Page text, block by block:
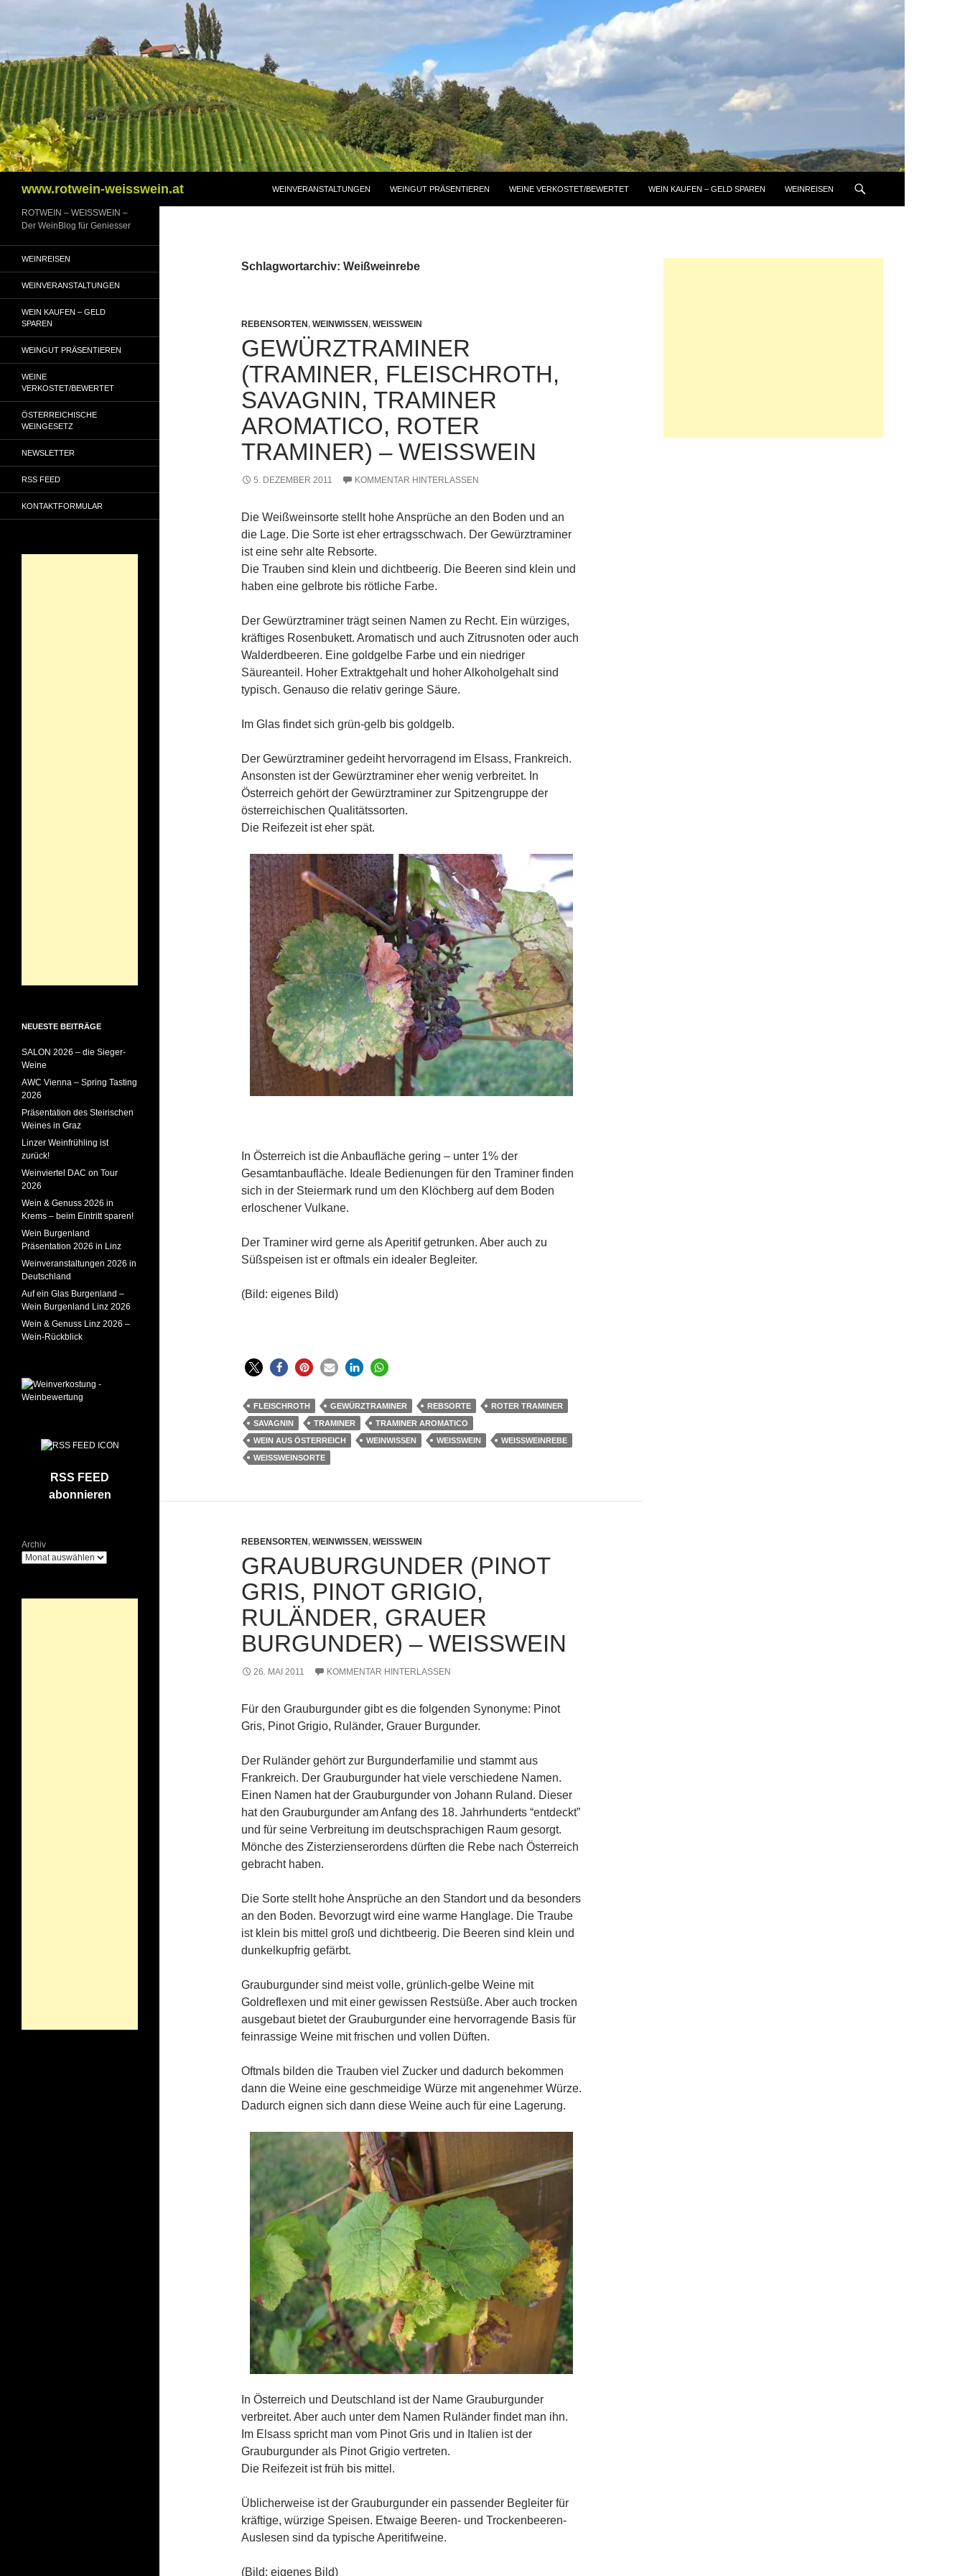
www.rotwein-weisswein.at WEINVERANSTALTUNGEN WEINGUT PRÄSENTIEREN WEINE VERKOSTET/BEWERTET WEIN KAUFEN – GELD SPAREN WEINREISEN
Schlagwortarchiv: Weißweinrebe
REBENSORTEN , WEINWISSEN , WEISSWEIN
GEWÜRZTRAMINER
(TRAMINER, FLEISCHROTH,
SAVAGNIN, TRAMINER
AROMATICO, ROTER
TRAMINER) – WEISSWEIN
5. DEZEMBER 2011 KOMMENTAR HINTERLASSEN
Die Weißweinsorte stellt hohe Ansprüche an den Boden und an
die Lage. Die Sorte ist eher ertragsschwach. Der Gewürztraminer
ist eine sehr alte Rebsorte.
Die Trauben sind klein und dichtbeerig. Die Beeren sind klein und
haben eine gelbrote bis rötliche Farbe.
Der Gewürztraminer trägt seinen Namen zu Recht. Ein würziges,
kräftiges Rosenbukett. Aromatisch und auch Zitrusnoten oder auch
Walderdbeeren. Eine goldgelbe Farbe und ein niedriger
Säureanteil. Hoher Extraktgehalt und hoher Alkoholgehalt sind
typisch. Genauso die relativ geringe Säure.
Im Glas findet sich grün-gelb bis goldgelb.
Der Gewürztraminer gedeiht hervorragend im Elsass, Frankreich.
Ansonsten ist der Gewürztraminer eher wenig verbreitet. In
Österreich gehört der Gewürztraminer zur Spitzengruppe der
österreichischen Qualitätssorten.
Die Reifezeit ist eher spät.
In Österreich ist die Anbaufläche gering – unter 1% der
Gesamtanbaufläche. Ideale Bedienungen für den Traminer finden
sich in der Steiermark rund um den Klöchberg auf dem Boden
erloschener Vulkane.
Der Traminer wird gerne als Aperitif getrunken. Aber auch zu
Süßspeisen ist er oftmals ein idealer Begleiter.
(Bild: eigenes Bild)
FLEISCHROTH GEWÜRZTRAMINER REBSORTE
ROTER TRAMINER
SAVAGNIN
TRAMINER
TRAMINER AROMATICO
WEIN AUS ÖSTERREICH
WEINWISSEN WEISSWEIN
WEISSWEINREBE
WEISSWEINSORTE
REBENSORTEN , WEINWISSEN , WEISSWEIN
GRAUBURGUNDER (PINOT
GRIS, PINOT GRIGIO,
RULÄNDER, GRAUER
BURGUNDER) – WEISSWEIN
26. MAI 2011 KOMMENTAR HINTERLASSEN
Für den Grauburgunder gibt es die folgenden Synonyme: Pinot
Gris, Pinot Grigio, Ruländer, Grauer Burgunder.
Der Ruländer gehört zur Burgunderfamilie und stammt aus
Frankreich. Der Grauburgunder hat viele verschiedene Namen.
Einen Namen hat der Grauburgunder von Johann Ruland. Dieser
hat den Grauburgunder am Anfang des 18. Jahrhunderts “entdeckt”
und für seine Verbreitung im deutschsprachigen Raum gesorgt.
Mönche des Zisterzienserordens dürften die Rebe nach Österreich
gebracht haben.
Die Sorte stellt hohe Ansprüche an den Standort und da besonders
an den Boden. Bevorzugt wird eine warme Hanglage. Die Traube
ist klein bis mittel groß und dichtbeerig. Die Beeren sind klein und
dunkelkupfrig gefärbt.
Grauburgunder sind meist volle, grünlich-gelbe Weine mit
Goldreflexen und mit einer gewissen Restsüße. Aber auch trocken
ausgebaut bietet der Grauburgunder eine hervorragende Basis für
feinrassige Weine mit frischen und vollen Düften.
Oftmals bilden die Trauben viel Zucker und dadurch bekommen
dann die Weine eine geschmeidige Würze mit angenehmer Würze.
Dadurch eignen sich dann diese Weine auch für eine Lagerung.
In Österreich und Deutschland ist der Name Grauburgunder
verbreitet. Aber auch unter dem Namen Ruländer findet man ihn.
Im Elsass spricht man vom Pinot Gris und in Italien ist der
Grauburgunder als Pinot Grigio vertreten.
Die Reifezeit ist früh bis mittel.
Üblicherweise ist der Grauburgunder ein passender Begleiter für
kräftige, würzige Speisen. Etwaige Beeren- und Trockenbeeren-
Auslesen sind da typische Aperitifweine.
(Bild: eigenes Bild)
ROTWEIN – WEISSWEIN –
Der WeinBlog für Geniesser
WEINREISEN
WEINVERANSTALTUNGEN
WEIN KAUFEN – GELD
SPAREN
WEINGUT PRÄSENTIEREN
WEINE
VERKOSTET/BEWERTET
ÖSTERREICHISCHE
WEINGESETZ
NEWSLETTER
RSS FEED
KONTAKTFORMULAR
NEUESTE BEITRÄGE
SALON 2026 – die Sieger-
Weine
AWC Vienna – Spring Tasting
2026
Präsentation des Steirischen
Weines in Graz
Linzer Weinfrühling ist
zurück!
Weinviertel DAC on Tour
2026
Wein & Genuss 2026 in
Krems – beim Eintritt sparen!
Wein Burgenland
Präsentation 2026 in Linz
Weinveranstaltungen 2026 in
Deutschland
Auf ein Glas Burgenland –
Wein Burgenland Linz 2026
Wein & Genuss Linz 2026 –
Wein-Rückblick
RSS FEED
abonnieren
Archiv